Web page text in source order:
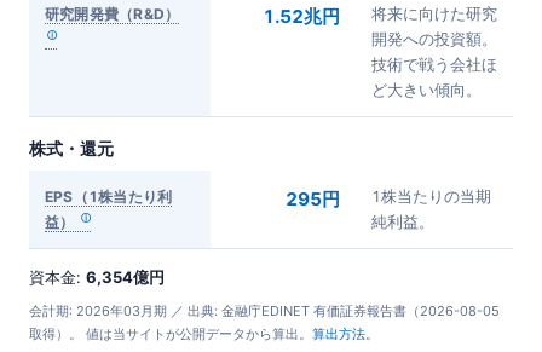
研究開発費（R&D） 1.52兆円
将来に向けた研究
開発への投資額。
技術で戦う会社ほ
ど大きい傾向。
株式・還元
EPS（1株当たり利
益）
295円
1株当たりの当期
純利益。
資本金: 6,354億円
会計期: 2026年03月期 ／ 出典: 金融庁EDINET 有価証券報告書（2026-08-05
取得）。 値は当サイトが公開データから算出。 算出方法